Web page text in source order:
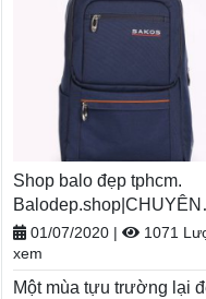
Nhân dịp năm học
mới, Balodep.shop tri ân
khách hàng với những
chương trình ưu đãi,
mãi vô cùng hấp dẫn và
dạng sản phẩm.
Balodep.shop|Chuyên
balo hàn quốc ở hà
nội, Balo-Túi xách. Giao
hàng toàn quốc, Miễn phí
trả hàng, thanh toán tiền
nhận hàng
Xem thêm
Shop balo đẹp tphcm.
Balodep.shop|CHUYÊN
BALO-TÚI XÁCH–VALI
01/07/2020 |
1071
xem
Một mùa tựu trường lại